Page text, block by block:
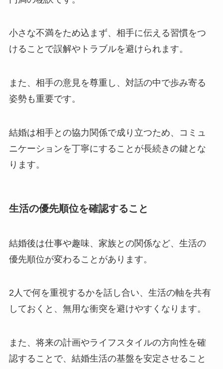
小さな不満をため込まず、相手に伝える習慣をつ
けることで誤解やトラブルを避けられます。
また、相手の意見を尊重し、対話の中で歩み寄る
姿勢も重要です。
結婚は相手との協力関係で成り立つため、コミュ
ニケーションを丁寧にすることが長続きの鍵とな
ります。
生活の優先順位を確認すること
結婚後は仕事や趣味、家族との関係など、生活の
優先順位が変わることがあります。
2人で何を重視するかを話し合い、生活の軸を共有
しておくと、無用な衝突を避けやすくなります。
また、将来の計画やライフスタイルの方向性を確
認することで、結婚生活の基盤を安定させること